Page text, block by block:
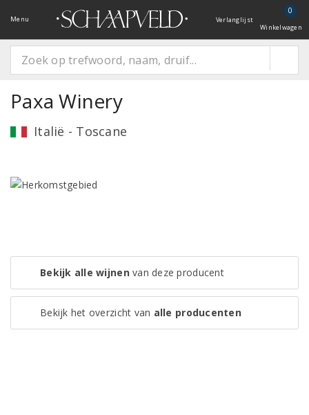
Menu Verlanglijst
0
Winkelwagen
Paxa Winery
Italië - Toscane
Bekijk alle wijnenvan deze producent
Bekijk het overzicht van alle producenten